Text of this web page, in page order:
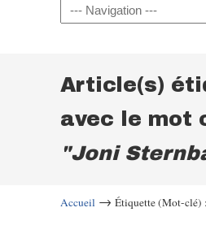
Navigation
Article(s)
avec le mot
"Joni
Accueil → Étiquette (Mot-clé)